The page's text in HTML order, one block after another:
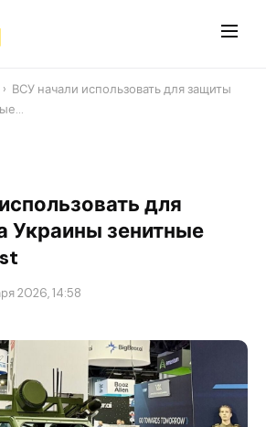
› ВСУ начали использовать для защиты
для
Украины зенитные
2026, 14:58